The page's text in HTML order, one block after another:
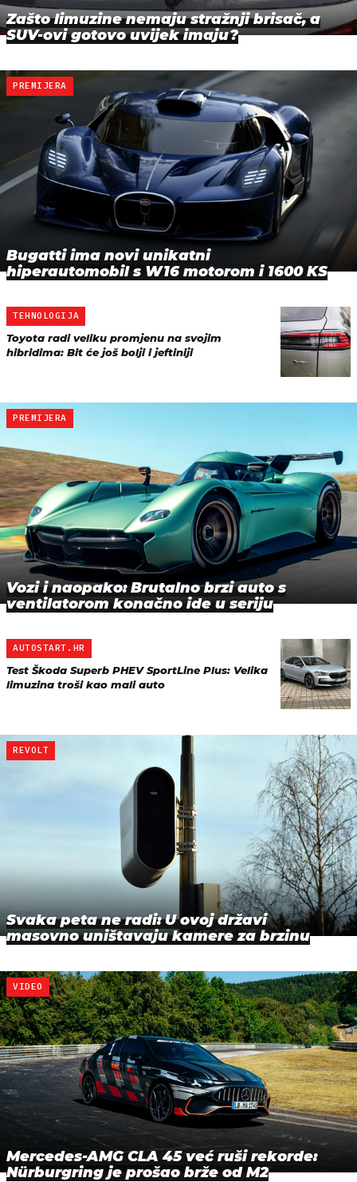
Zašto limuzine nemaju stražnji brisač, a
SUV-ovi gotovo uvijek imaju?
PREMIJERA
Bugatti ima novi unikatni
hiperautomobil s W16 motorom i 1600 KS
TEHNOLOGIJA
Toyota radi veliku promjenu na svojim
hibridima: Bit će još bolji i jeftiniji
PREMIJERA
Vozi i naopako: Brutalno brzi auto s
ventilatorom konačno ide u seriju
AUTOSTART.HR
Test Škoda Superb PHEV SportLine Plus: Velika
limuzina troši kao mali auto
REVOLT
Svaka peta ne radi: U ovoj državi
masovno uništavaju kamere za brzinu
VIDEO
Mercedes-AMG CLA 45 već ruši rekorde:
Nürburgring je prošao brže od M2